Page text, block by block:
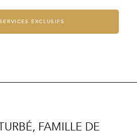
EXCLUSIFS
FAMILLE DE